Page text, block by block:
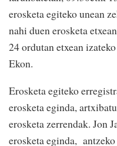
erosketa egiteko unean
nahi duen erosketa
24 ordutan etxean
Ekon.
Erosketa egiteko
erosketa eginda,
erosketa zerrendak. Jon
erosketa eginda,